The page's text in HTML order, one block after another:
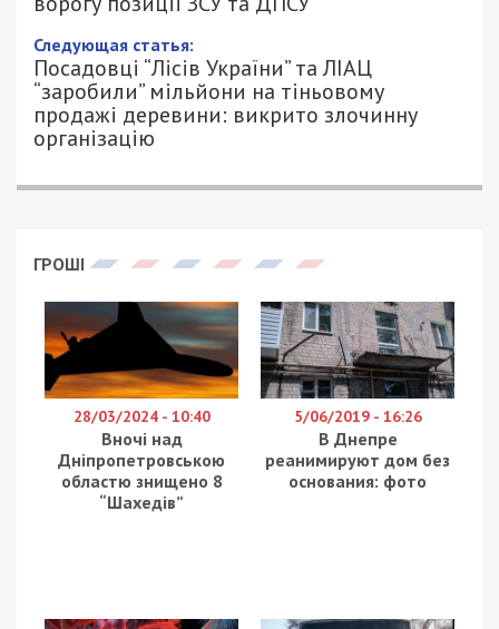
ДПСУ
30/07/2025 - 13:14
ПЕТРО ЩУКІН - СПЕЦИАЛЬНО ДЛЯ
49000.COM.UA
затримала агента ФСБ в одному з бойових